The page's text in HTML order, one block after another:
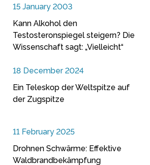
15 January 2003
Kann Alkohol den
Testosteronspiegel steigern? Die
Wissenschaft sagt: „Vielleicht“
18 December 2024
Ein Teleskop der Weltspitze auf
der Zugspitze
11 February 2025
Drohnen Schwärme: Effektive
Waldbrandbekämpfung